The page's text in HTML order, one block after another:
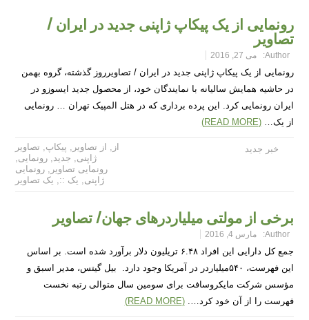
رونمایی از یک پیکاپ ژاپنی جدید در ایران /
تصاویر
Author: می 27, 2016
رونمایی از یک پیکاپ ژاپنی جدید در ایران / تصاویرروز گذشته، گروه بهمن
در حاشیه همایش سالیانه با نمایندگان خود، از محصول جدید ایسوزو در
ایران رونمایی کرد. این پرده برداری که در هتل المپیک تهران … رونمایی
از یک…(READ MORE)
خبر جدید از , از تصاویر , پیکاپ, تصاویر
ژاپنی, جدید, رونمایی,
رونمایی تصاویر , رونمایی
ژاپنی, یک ::, یک تصاویر
برخی‌ از مولتی‌ میلیاردرهای جهان/ تصاویر
Author: مارس 4, 2016
جمع کل دارایی این افراد ۶.۴۸ تریلیون دلار برآورد شده است. بر اساس
این فهرست، ۵۴۰میلیاردر در آمریکا وجود دارد. بیل گیتس، مدیر اسبق و
مؤسس شرکت مایکروسافت برای سومین سال متوالی رتبه نخست
فهرست را از آن خود کرد….(READ MORE)